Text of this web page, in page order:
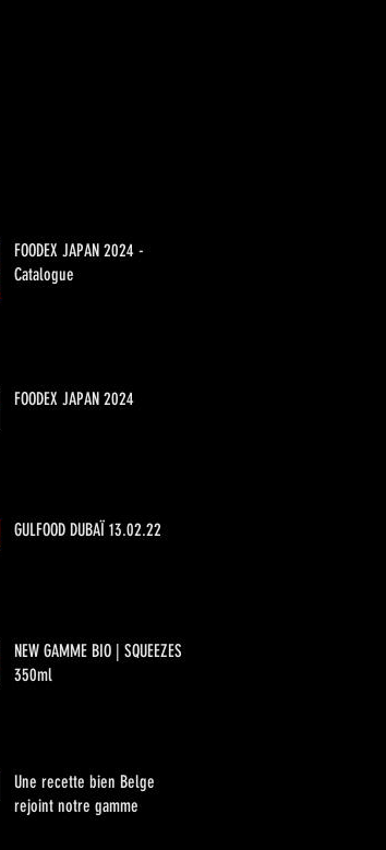
FOODEX JAPAN 2024 -
Catalogue
FOODEX JAPAN 2024
GULFOOD DUBAÏ 13.02.22
NEW GAMME BIO | SQUEEZES
350ml
Une recette bien Belge
rejoint notre gamme